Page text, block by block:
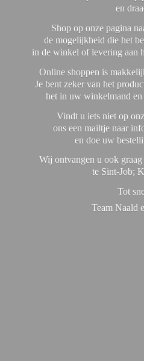
en
Shop op onze pagina
de mogelijkheid die het
in de winkel of levering aan
Online shoppen is
Je bent zeker van het
het in uw winkelmand en
Vindt u iets niet op
ons een mailtje naar
en doe uw
Wij ontvangen u ook
te Sint-Job;
Tot
Team Naald